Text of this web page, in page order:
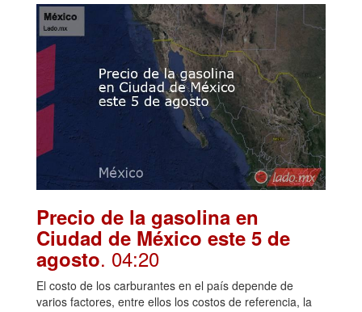
Precio de la gasolina en
Ciudad de México este 5 de
agosto. 04:20
El costo de los carburantes en el país depende de
varios factores, entre ellos los costos de referencia, la